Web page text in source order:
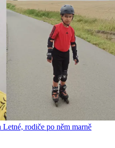
rodiče po něm marně